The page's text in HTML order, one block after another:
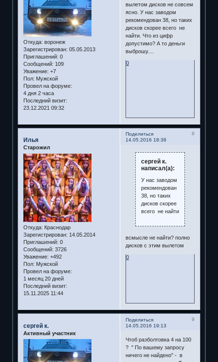
Откуда: воронеж
Зарегистрирован: 05.05.2013
Приглашений: 0
Сообщений: 109
Уважение: +7
Пол: Мужской
Провел на форуме:
4 дня 2 часа
Последний визит:
23.12.2021 09:32
вылетом дисков не совсем
ясно. У нас заводом
рекомендован 38, но таких
дисков скорее всего не
найти. Что из цифр
допустимо? А то деньги
выброшу....
0
Поделиться
8
14.05.2016 18:38
Илья
Старожил
Откуда: Краснодар
Зарегистрирован: 14.05.2014
Приглашений: 0
Сообщений: 3726
Уважение: +492
Пол: Мужской
Провел на форуме:
1 месяц 20 дней
Последний визит:
15.11.2025 11:44
сергей к.
написал(а):
У нас заводом
рекомендован
38, но таких
дисков скорее
всего не найти
всмысле не найти? полно
дисков с этим вылетом
0
Поделиться
9
14.05.2016 19:13
сергей к.
Активный участник
Чтоб разболтовка 4 на 100
? " По вашему запросу
ничего не найдено" - в